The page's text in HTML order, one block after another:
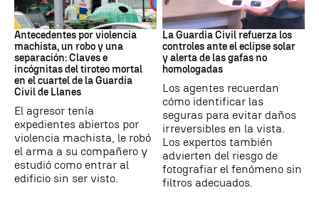
ASTURIAS
Antecedentes por violencia
machista, un robo y una
separación: Claves e
incógnitas del tiroteo mortal
en el cuartel de la Guardia
Civil de Llanes
El agresor tenía
expedientes abiertos por
violencia machista, le robó
el arma a su compañero y
estudió como entrar al
edificio sin ser visto.
Eclipse solar
La Guardia Civil refuerza los
controles ante el eclipse solar
y alerta de las gafas no
homologadas
Los agentes recuerdan
cómo identificar las
seguras para evitar daños
irreversibles en la vista.
Los expertos también
advierten del riesgo de
fotografiar el fenómeno sin
filtros adecuados.